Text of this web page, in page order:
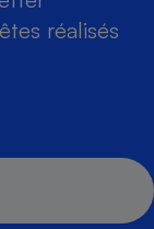
réalisés